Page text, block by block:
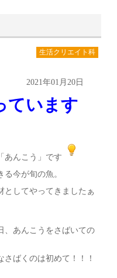
生活クリエイト科
2021年01月20日
ています
あんこう」です
今が旬の魚。
としてやってきましたぁ
、あんこうをさばいての
ばくのは初めて！！！